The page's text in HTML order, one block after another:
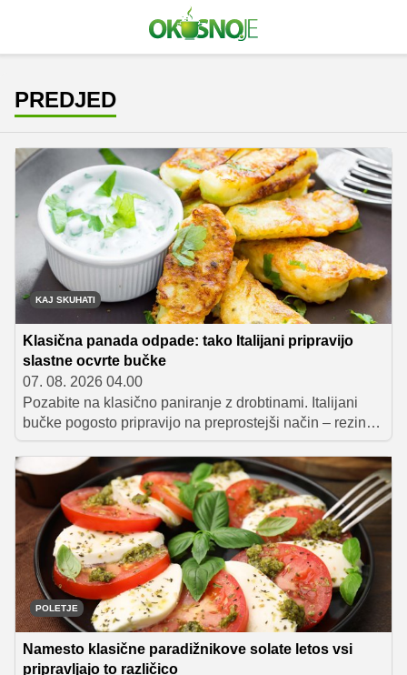
PREDJED
KAJ SKUHATI
Klasična panada odpade: tako Italijani pripravijo
slastne ocvrte bučke
07. 08. 2026 04.00
Pozabite na klasično paniranje z drobtinami. Italijani
bučke pogosto pripravijo na preprostejši način – rezine
najprej pomokajo, nato jih pomočijo v aromatično jajčno
zmes s parmezanom in zlato ocvrejo v olju. Rezultat so
hrustljave bučke z nežno, kremasto sredico, ki so
odlične kot priloga, predjed ali samostojen poletni
prigrizek.
POLETJE
Namesto klasične paradižnikove solate letos vsi
pripravljajo to različico